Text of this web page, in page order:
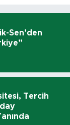
Sen’den
Tercih